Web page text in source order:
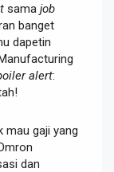
sama job
banget
dapetin
alert:
mau gaji yang
dan